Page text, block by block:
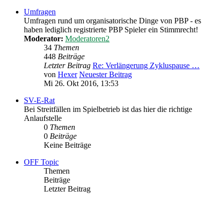
Umfragen
Umfragen rund um organisatorische Dinge von PBP - es
haben lediglich registrierte PBP Spieler ein Stimmrecht!
Moderator: Moderatoren2
34 Themen
448 Beiträge
Letzter Beitrag Re: Verlängerung Zykluspause …
von Hexer Neuester Beitrag
Mi 26. Okt 2016, 13:53
SV-E-Rat
Bei Streitfällen im Spielbetrieb ist das hier die richtige
Anlaufstelle
0 Themen
0 Beiträge
Keine Beiträge
OFF Topic
Themen
Beiträge
Letzter Beitrag